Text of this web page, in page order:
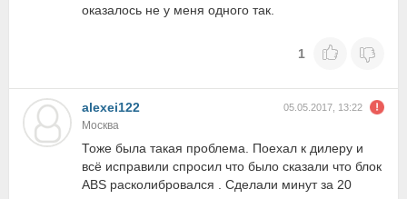
оказалось не у меня одного так.
1
alexei122 05.05.2017, 13:22
Москва
Тоже была такая проблема. Поехал к дилеру и
всё исправили спросил что было сказали что блок
ABS расколибровался . Сделали минут за 20